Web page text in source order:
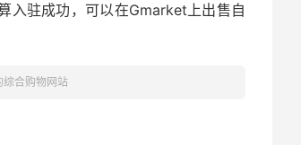
入驻成功，可以在Gmarket上出售自
综合购物网站